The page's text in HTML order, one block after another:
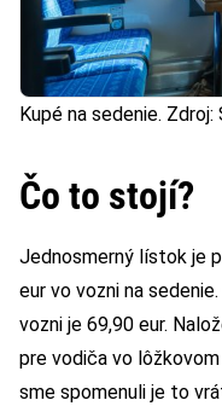
Kupé na sedenie.
Čo to stojí?
Jednosmerný lístok je
eur vo vozni na
vozni je 69,90 eur.
pre vodiča vo
sme spomenuli je to